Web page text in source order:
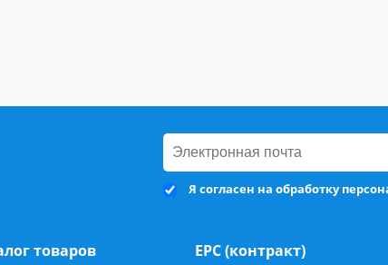
Я согласен на обработку
товаров ЕРС (контракт)